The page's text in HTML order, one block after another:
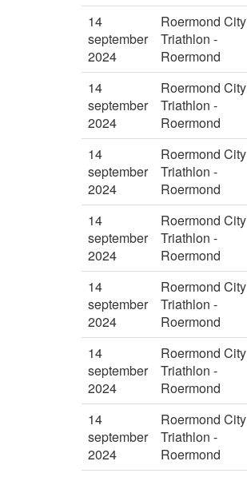
14
september
2024
Roermond City
Triathlon -
Roermond
14
september
2024
Roermond City
Triathlon -
Roermond
14
september
2024
Roermond City
Triathlon -
Roermond
14
september
2024
Roermond City
Triathlon -
Roermond
14
september
2024
Roermond City
Triathlon -
Roermond
14
september
2024
Roermond City
Triathlon -
Roermond
14
september
2024
Roermond City
Triathlon -
Roermond